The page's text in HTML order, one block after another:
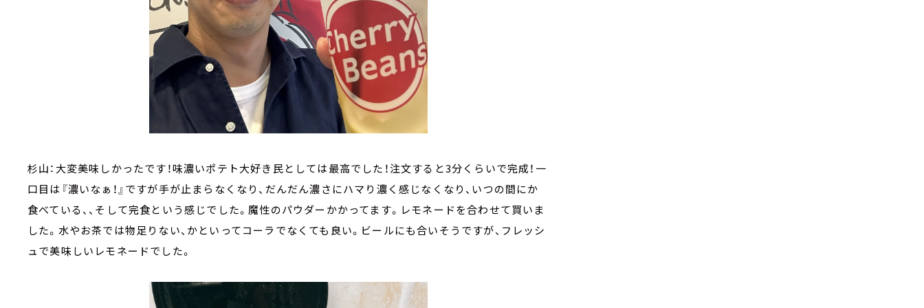
杉山：大変美味しかったです！味濃いポテト大好き民としては最高でした！注文すると3分くらいで完成！一
口目は『濃いなぁ！』ですが手が止まらなくなり、だんだん濃さにハマり濃く感じなくなり、いつの間にか
食べている、、そして完食という感じでした。魔性のパウダーかかってます。レモネードを合わせて買いま
した。水やお茶では物足りない、かといってコーラでなくても良い。ビールにも合いそうですが、フレッシ
ュで美味しいレモネードでした。